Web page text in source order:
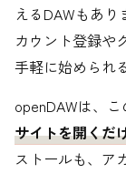
えるDAWもあ
カウント登録や
手軽に始められ
openDAWは、
サイトを開くだ
ストールも、ア